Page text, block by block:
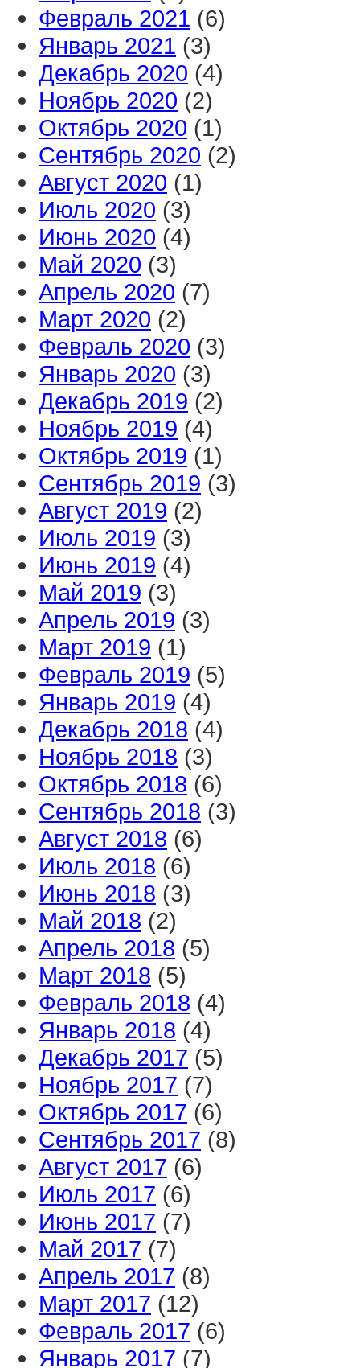
Февраль 2021 (6)
Январь 2021 (3)
Декабрь 2020 (4)
Ноябрь 2020 (2)
Октябрь 2020 (1)
Сентябрь 2020 (2)
Август 2020 (1)
Июль 2020 (3)
Июнь 2020 (4)
Май 2020 (3)
Апрель 2020 (7)
Март 2020 (2)
Февраль 2020 (3)
Январь 2020 (3)
Декабрь 2019 (2)
Ноябрь 2019 (4)
Октябрь 2019 (1)
Сентябрь 2019 (3)
Август 2019 (2)
Июль 2019 (3)
Июнь 2019 (4)
Май 2019 (3)
Апрель 2019 (3)
Март 2019 (1)
Февраль 2019 (5)
Январь 2019 (4)
Декабрь 2018 (4)
Ноябрь 2018 (3)
Октябрь 2018 (6)
Сентябрь 2018 (3)
Август 2018 (6)
Июль 2018 (6)
Июнь 2018 (3)
Май 2018 (2)
Апрель 2018 (5)
Март 2018 (5)
Февраль 2018 (4)
Январь 2018 (4)
Декабрь 2017 (5)
Ноябрь 2017 (7)
Октябрь 2017 (6)
Сентябрь 2017 (8)
Август 2017 (6)
Июль 2017 (6)
Июнь 2017 (7)
Май 2017 (7)
Апрель 2017 (8)
Март 2017 (12)
Февраль 2017 (6)
Январь 2017 (7)